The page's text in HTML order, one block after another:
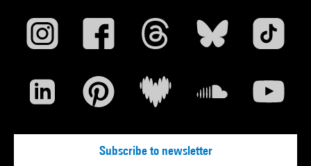
Subscribe to newsletter